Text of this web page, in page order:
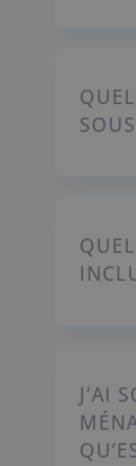
J’AI